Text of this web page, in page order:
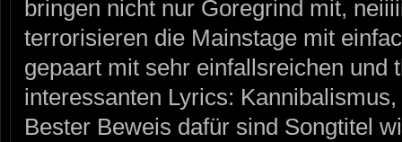
bringen nicht nur Goregrind mit,
terrorisieren die Mainstage mit
gepaart mit sehr einfallsreichen und
interessanten Lyrics:
Bester Beweis dafür sind Songtitel